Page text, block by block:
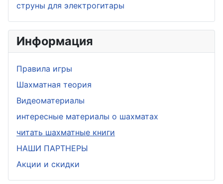
струны для электрогитары
Информация
Правила игры
Шахматная теория
Видеоматериалы
интересные материалы о шахматах
читать шахматные книги
НАШИ ПАРТНЕРЫ
Акции и скидки